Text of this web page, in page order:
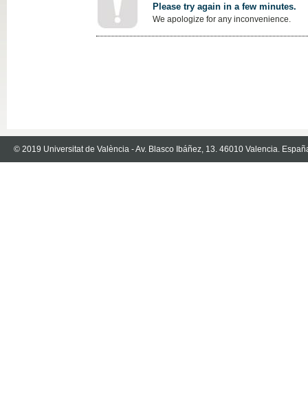
Please try again in a few minutes.
We apologize for any inconvenience.
© 2019 Universitat de València - Av. Blasco Ibáñez, 13. 46010 Valencia.